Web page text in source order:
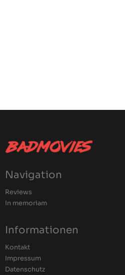
Navigation
Reviews
In memoriam
Informationen
Kontakt
Impressum
Datenschutz